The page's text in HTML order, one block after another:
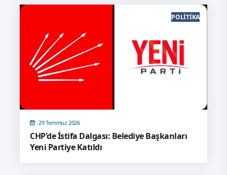
29 Temmuz 2026
CHP'de İstifa Dalgası: Belediye Başkanları
Yeni Partiye Katıldı
POLITIKA